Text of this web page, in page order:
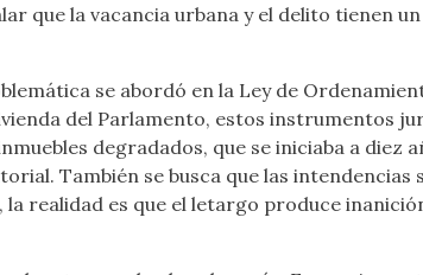
que la vacancia urbana y el delito tienen
se abordó en la Ley de
del Parlamento, estos instrumentos
degradados, que se iniciaba a diez
También se busca que las
la realidad es que el letargo produce